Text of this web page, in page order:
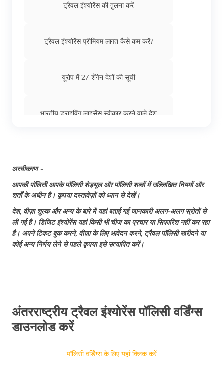
भारतीय नागरिकों के लिए कनाडा वर्क वीज़ा: वीज़ा के
प्रकार
भारत में वर्क वीज़ा
ट्रैवल इंश्योरेंस की तुलना करें
ट्रैवल इंश्योरेंस प्रीमियम लागत कैसे कम करें?
यूरोप में 27 शेंगेन देशों की सूची
भारतीय ड्राइविंग लाइसेंस स्वीकार करने वाले देश
विलंबित या गुम हुआ सामान
भारतीयों के लिए वीजा फ्री देश
भारत से यात्रा करने के लिए सबसे सस्ता देश? बजट के
अस्वीकरण -
आपकी पॉलिसी आपके पॉलिसी शेड्यूल और पॉलिसी शब्दों में उल्लिखित नियमों और
शर्तों के अधीन है। कृपया दस्तावेज़ों को ध्यान से देखें।
देश, वीज़ा शुल्क और अन्य के बारे में यहां बताई गई जानकारी अलग-अलग स्रोतों से
ली गई है। डिजिट इंश्योरेंस यहां किसी भी चीज का प्रचार या सिफारिश नहीं कर रहा
है। अपने टिकट बुक करने, वीज़ा के लिए आवेदन करने, ट्रैवल पॉलिसी खरीदने या
कोई अन्य निर्णय लेने से पहले कृपया इसे सत्यापित करें।
अंतरराष्ट्रीय ट्रैवल इंश्योरेंस पॉलिसी वर्डिंग्स
डाउनलोड करें
पॉलिसी वर्डिंग्स के लिए यहां क्लिक करें